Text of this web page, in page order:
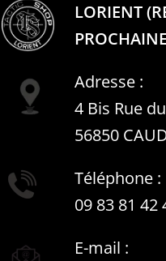
LORIENT
Adresse :
4 Bis Rue
56850
Téléphone :
09 83 81 42
E-mail :